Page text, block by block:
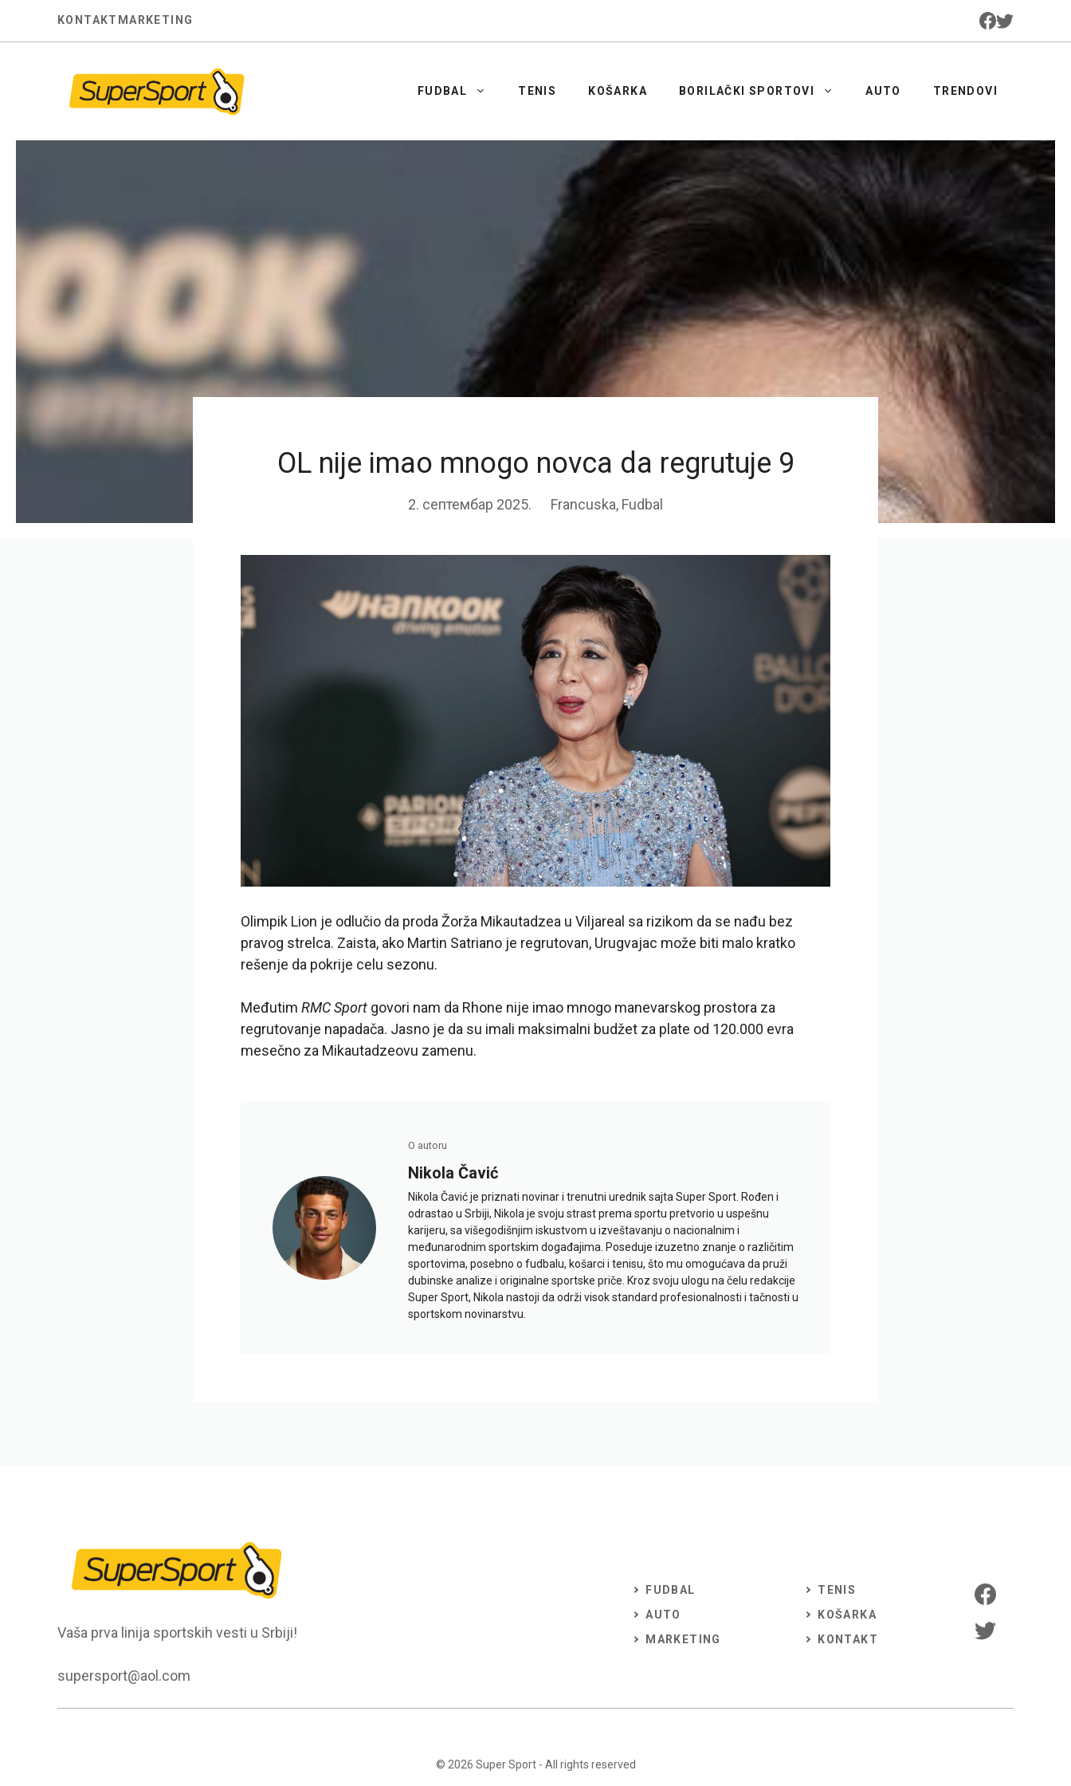
KONTAKT MARKETING
FUDBAL TENIS KOŠARKA BORILAČKI SPORTOVI AUTO TRENDOVI
OL nije imao mnogo novca da regrutuje 9
2. септембар 2025. Francuska, Fudbal
Olimpik Lion je odlučio da proda Žorža Mikautadzea u Viljareal sa rizikom da se nađu bez
pravog strelca. Zaista, ako Martin Satriano je regrutovan, Urugvajac može biti malo kratko
rešenje da pokrije celu sezonu.
Međutim RMC Sport govori nam da Rhone nije imao mnogo manevarskog prostora za
regrutovanje napadača. Jasno je da su imali maksimalni budžet za plate od 120.000 evra
mesečno za Mikautadzeovu zamenu.
O autoru
Nikola Čavić
Nikola Čavić je priznati novinar i trenutni urednik sajta Super Sport. Rođen i
odrastao u Srbiji, Nikola je svoju strast prema sportu pretvorio u uspešnu
karijeru, sa višegodišnjim iskustvom u izveštavanju o nacionalnim i
međunarodnim sportskim događajima. Poseduje izuzetno znanje o različitim
sportovima, posebno o fudbalu, košarci i tenisu, što mu omogućava da pruži
dubinske analize i originalne sportske priče. Kroz svoju ulogu na čelu redakcije
Super Sport, Nikola nastoji da održi visok standard profesionalnosti i tačnosti u
sportskom novinarstvu.
Vaša prva linija sportskih vesti u Srbiji!
supersport@aol.com
FUDBAL
AUTO
MARKETING
TENIS
KOŠARKA
KONTAKT
© 2026 Super Sport- All rights reserved